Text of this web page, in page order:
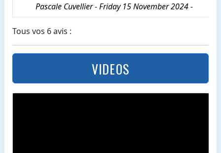
Pascale Cuvellier - Friday 15 November 2024 -
Tous vos 6 avis :
VIDEOS